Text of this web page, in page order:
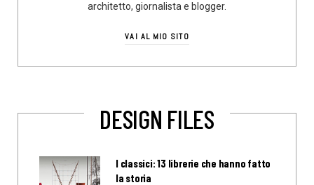
architetto, giornalista e blogger.
VAI AL MIO SITO
DESIGN FILES
I classici: 13 librerie che hanno fatto
la storia